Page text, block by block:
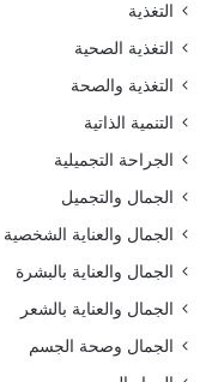
التغذية
التغذية الصحية
التغذية والصحة
التنمية الذاتية
الجراحة التجميلية
الجمال والتجميل
الجمال والعناية الشخصية
الجمال والعناية بالبشرة
الجمال والعناية بالشعر
الجمال وصحة الجسم